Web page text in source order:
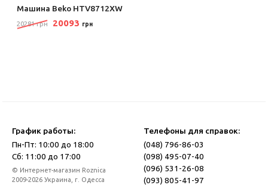
Машина Beko HTV8712XW
20281 грн 20093 грн
График работы:
Пн-Пт: 10:00 до 18:00
Сб: 11:00 до 17:00
© Интернет-магазин Roznica
2009-2026 Украина, г. Одесса
Телефоны для справок:
(048) 796-86-03
(098) 495-07-40
(096) 531-26-08
(093) 805-41-97